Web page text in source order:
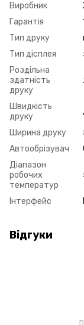
Виробник
Гарантія
Тип друку
Тип дісплея
Роздільна
здатність
друку
Швидкість
друку
Ширина друку
Автообрізувач
Діапазон
робочих
температур
Інтерфейс
Відгуки